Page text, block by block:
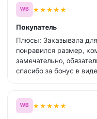
WB ★★★★★
Покупатель
Плюсы: Заказывала
понравился размер,
замечательно,
спасибо за бонус в
WB ★★★★★